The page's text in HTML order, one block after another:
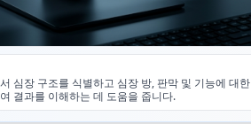
심장 구조를 식별하고 심장 방, 판막 및 기능에 대한
결과를 이해하는 데 도움을 줍니다.